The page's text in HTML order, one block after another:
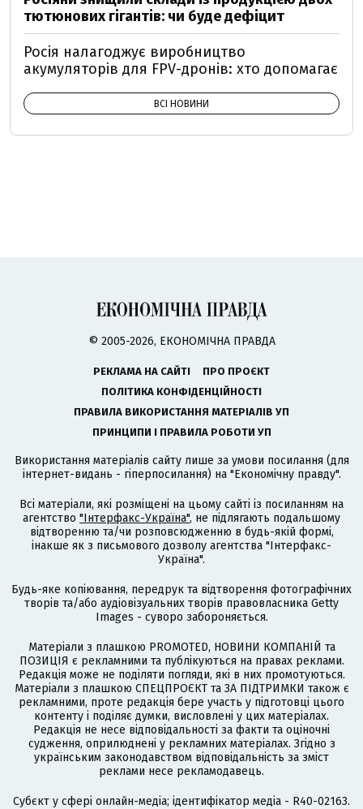
тютюнових гігантів: чи буде дефіцит
Росія налагоджує виробництво
акумуляторів для FPV-дронів: хто допомагає
ВСІ НОВИНИ
© 2005-2026, ЕКОНОМІЧНА ПРАВДА
РЕКЛАМА НА САЙТІ
ПРО ПРОЄКТ
ПОЛІТИКА КОНФІДЕНЦІЙНОСТІ
ПРАВИЛА ВИКОРИСТАННЯ МАТЕРІАЛІВ УП
ПРИНЦИПИ І ПРАВИЛА РОБОТИ УП
Використання матеріалів сайту лише за умови посилання (для
інтернет-видань - гіперпосилання) на "Економічну правду".
Всі матеріали, які розміщені на цьому сайті із посиланням на
агентство "Інтерфакс-Україна", не підлягають подальшому
відтворенню та/чи розповсюдженню в будь-якій формі,
інакше як з письмового дозволу агентства "Інтерфакс-
Україна".
Будь-яке копіювання, передрук та відтворення фотографічних
творів та/або аудіовізуальних творів правовласника Getty
Images - суворо забороняється.
Матеріали з плашкою PROMOTED, НОВИНИ КОМПАНІЙ та
ПОЗИЦІЯ є рекламними та публікуються на правах реклами.
Редакція може не поділяти погляди, які в них промотуються.
Матеріали з плашкою СПЕЦПРОЄКТ та ЗА ПІДТРИМКИ також є
рекламними, проте редакція бере участь у підготовці цього
контенту і поділяє думки, висловлені у цих матеріалах.
Редакція не несе відповідальності за факти та оціночні
судження, оприлюднені у рекламних матеріалах. Згідно з
українським законодавством відповідальність за зміст
реклами несе рекламодавець.
Cубєкт у сфері онлайн-медіа; ідентифікатор медіа - R40-02163.